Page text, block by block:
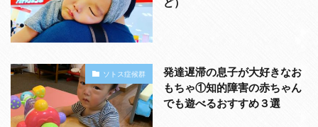
ソトス症候群
発達遅滞の息子が大好きなお
もちゃ①知的障害の赤ちゃん
でも遊べるおすすめ３選